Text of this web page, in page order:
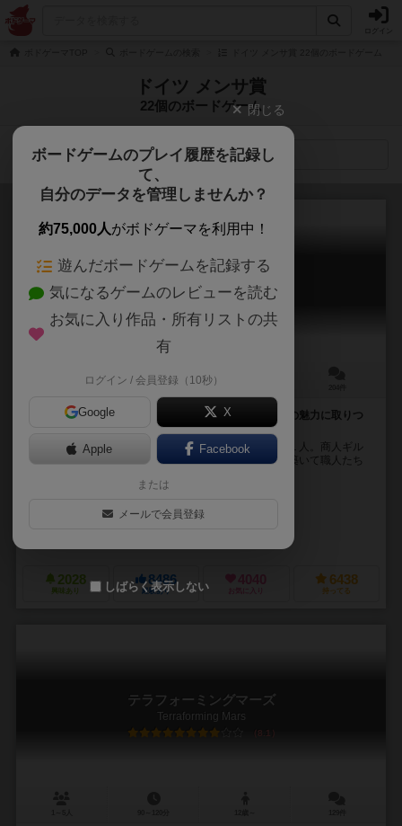
ドイツ メンサ賞
22個のボードゲーム
検索メニュー
宝石の煌き
Splendor
30分前後
この宝石は取られたくない、あの宝石は欲しい。宝石の魅力に取りつ
かれたカードコレクション・獲得ゲーム
プレーヤーは、色とりどりの宝石に魅せられた商人の１人。商人ギル
ドの長となり、鉱山から得られる原石をもとに資産を築いて職人たち
パスカル・キノート（Pascal Quidault）
アスモデ（Asmodee）
2028
興味あり
8486
経験あり お気に入り
6438
持ってる
テラフォーミングマーズ
Terraforming Mars
8.1
閉じる
ボードゲームのプレイ履歴を記録し
て、
自分のデータを管理しませんか？
約75,000人がボドゲーマを利用中！
遊んだボードゲームを記録する
気になるゲームのレビューを読む
お気に入り作品・所有リストの共
有
ログイン / 会員登録（10秒）
Google X
Apple Facebook
または
メールで会員登録
しばらく表示しない